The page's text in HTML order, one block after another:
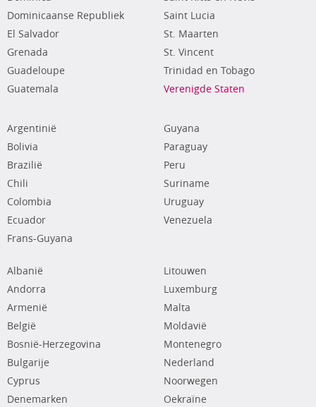
Dominicaanse Republiek
El Salvador
Grenada
Guadeloupe
Guatemala
Saint Lucia
St. Maarten
St. Vincent
Trinidad en Tobago
Verenigde Staten
Argentinië
Bolivia
Brazilië
Chili
Colombia
Ecuador
Frans-Guyana
Guyana
Paraguay
Peru
Suriname
Uruguay
Venezuela
Albanië
Andorra
Armenië
België
Bosnië-Herzegovina
Bulgarije
Cyprus
Denemarken
Litouwen
Luxemburg
Malta
Moldavië
Montenegro
Nederland
Noorwegen
Oekraïne